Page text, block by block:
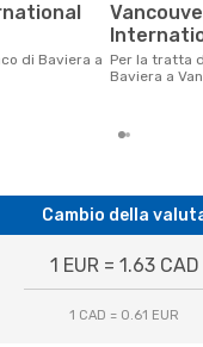
Vancouver
Per la tratta da Monaco di
Baviera a
Cambio della
1 EUR = 1.63 CAD
1 CAD = 0.61 EUR